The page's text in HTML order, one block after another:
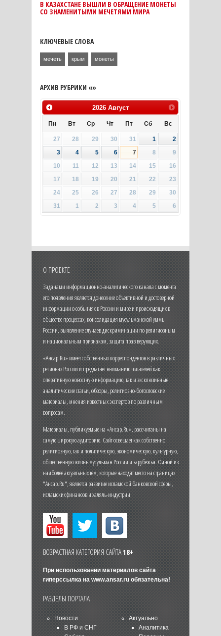
В КАЗАХСТАНЕ ВЫШЛИ В ОБРАЩЕНИЕ МОНЕТЫ
СО ЗНАМЕНИТЫМИ МЕЧЕТЯМИ МИРА
КЛЮЧЕВЫЕ СЛОВА
мечеть крым монеты
АРХИВ РУБРИКИ «»
2026 Август
Пн Вт Ср Чт Пт Сб Вс
27 28 29 30 31 1
2
3
4 5 6 7 8
9
10
11 12 13 14 15
16
17
18 19 20 21 22
23
24
25 26 27 28 29
30
31
1 2 3 4 5 6
О ПРОЕКТЕ
Задачами информационно-аналитического канала с момента
его появления является донесение объективной и достоверной
информации о событиях в России и мире и происходящих в
обществе процессах, консолидация мусульманской уммы
России, выявление случаев дискриминации по религиозным
и национальным признакам, защита прав верующих.
«Ансар.Ru» имеет собственных корреспондентов в различных
регионах России и предлагает вниманию читателей как
оперативную новостную информацию, так и эксклюзивные
аналитические статьи, обзоры, религиозно-богословские
материалы, мнения известных экспертов по различным
вопросам.
Материалы, публикуемые на «Ансар.Ru», рассчитаны на
самую широкую аудиторию. Сайт освещает как собственно
религиозную, так и политическую, экономическую, культурную,
общественную жизнь мусульман России и зарубежья. Одной из
наиболее актуальных тем, которые находят место на страницах
"Ансар.Ru", является развитие исламской банковской сферы,
исламских финансов и халяль-индустрии.
ВОЗРАСТНАЯ КАТЕГОРИЯ САЙТА18+
При использовании материалов сайта
гиперссылка на www.ansar.ruобязательна!
РАЗДЕЛЫ ПОРТАЛА
Новости
В РФ и СНГ
Актуально
Аналитика